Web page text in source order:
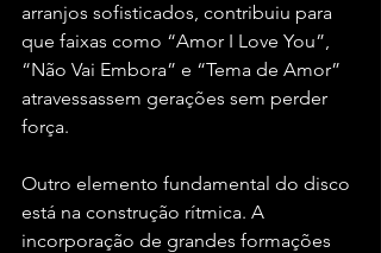
arranjos sofisticados, contribuiu para
que faixas como “Amor I Love You”,
“Não Vai Embora” e “Tema de Amor”
atravessassem gerações sem perder
força.
Outro elemento fundamental do disco
está na construção rítmica. A
incorporação de grandes formações